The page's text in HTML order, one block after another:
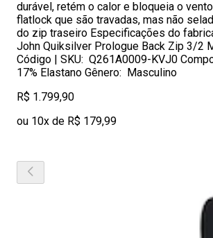
durável, retém o calor e bloqueia o
flatlock que são travadas, mas não
do zip traseiro Especificações do
John Quiksilver Prologue Back Zip 3/2
Código | SKU: Q261A0009-KVJ0
17% Elastano Gênero: Masculino
R$ 1.799,90
ou 10x de R$ 179,99